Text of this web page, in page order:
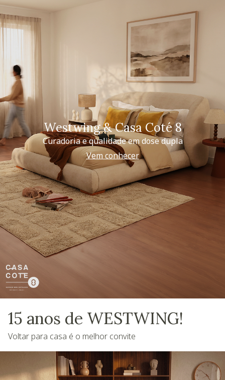
Westwing & Casa Coté 8
Curadoria e qualidade em dose dupla
Vem conhecer
15 anos de WESTWING!
Voltar para casa é o melhor convite